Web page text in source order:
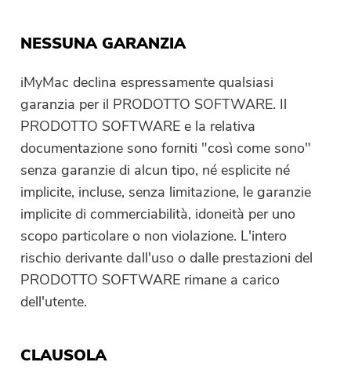
NESSUNA GARANZIA
iMyMac declina espressamente qualsiasi
garanzia per il PRODOTTO SOFTWARE. Il
PRODOTTO SOFTWARE e la relativa
documentazione sono forniti "così come sono"
senza garanzie di alcun tipo, né esplicite né
implicite, incluse, senza limitazione, le garanzie
implicite di commerciabilità, idoneità per uno
scopo particolare o non violazione. L'intero
rischio derivante dall'uso o dalle prestazioni del
PRODOTTO SOFTWARE rimane a carico
dell'utente.
CLAUSOLA